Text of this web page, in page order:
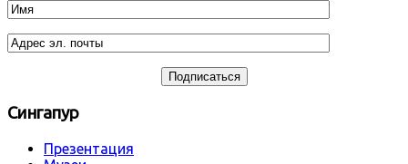
Сингапур
Презентация